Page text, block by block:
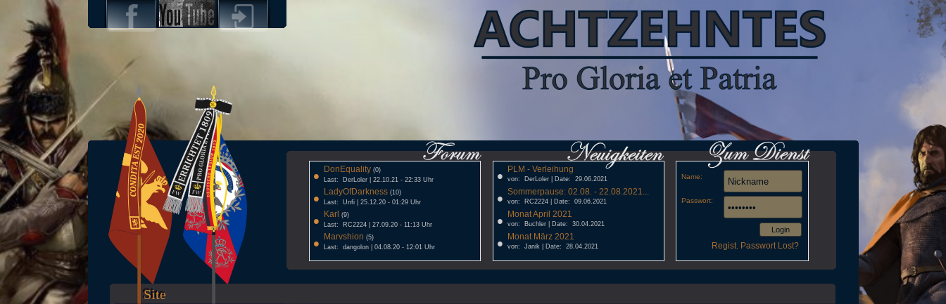
• DonEquality(0)
Last: DerLoler | 22.10.21 - 22:33 Uhr
• LadyOfDarkness(10)
Last: Unfi | 25.12.20 - 01:29 Uhr
• Karl (9)
Last: RC2224 | 27.09.20 - 11:13 Uhr
• Marvshion (5)
Last: dangolon | 04.08.20 - 12:01 Uhr
• PLM - Verleihung
von: DerLoler | Date: 29.06.2021
• Sommerpause: 02.08. - 22.08.2021...
von: RC2224 | Date: 09.06.2021
• Monat April 2021
von: Buchler | Date: 30.04.2021
• Monat März 2021
von: Janik | Date: 28.04.2021
Name:
Passwort:
Login
Regist. Passwort Lost?
Site